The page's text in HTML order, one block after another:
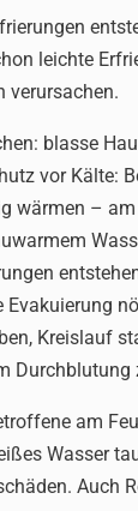
leichte
verursachen.
blasse
vor Kälte:
wärmen –
Kreislauf
Durchblutung
am
Wasser
Auch